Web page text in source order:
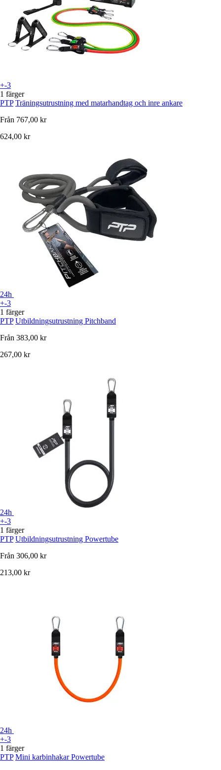
+-3
1 färger
PTP Träningsutrustning med matarhandtag och inre ankare
Från 767,00 kr
624,00 kr
24h
+-3
1 färger
PTP Utbildningsutrustning Pitchband
Från 383,00 kr
267,00 kr
24h
+-3
1 färger
PTP Utbildningsutrustning Powertube
Från 306,00 kr
213,00 kr
24h
+-3
1 färger
PTP Mini karbinhakar Powertube